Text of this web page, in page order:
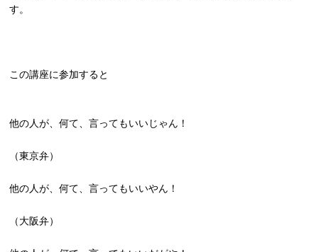
す。
この講座に参加すると
他の人が、何て、言ってもいいじゃん！
（東京弁）
他の人が、何て、言ってもいいやん！
（大阪弁）